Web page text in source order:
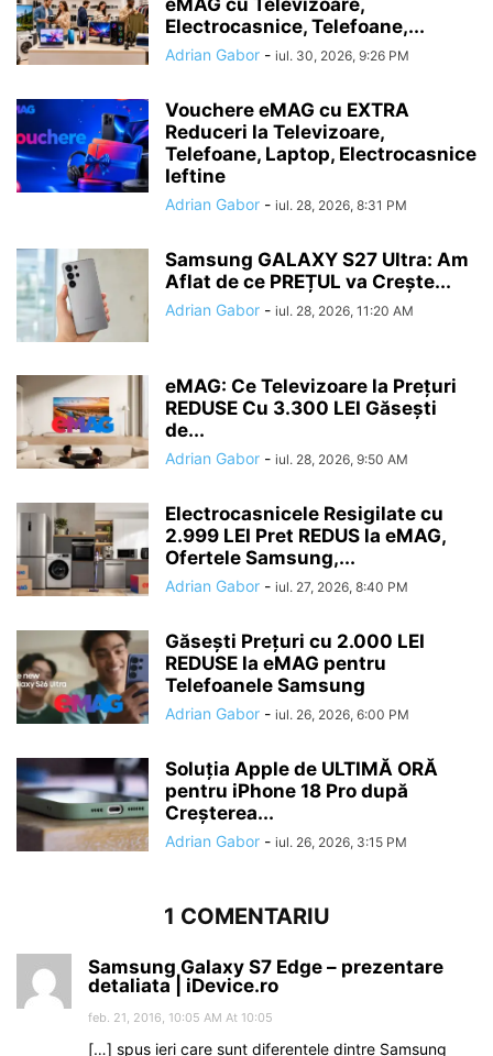
eMAG cu Televizoare,
Electrocasnice, Telefoane,...
Adrian Gabor - iul. 30, 2026, 9:26 PM
Vouchere eMAG cu EXTRA
Reduceri la Televizoare,
Telefoane, Laptop, Electrocasnice
Ieftine
Adrian Gabor - iul. 28, 2026, 8:31 PM
Samsung GALAXY S27 Ultra: Am
Aflat de ce PREȚUL va Crește...
Adrian Gabor - iul. 28, 2026, 11:20 AM
eMAG: Ce Televizoare la Prețuri
REDUSE Cu 3.300 LEI Găsești
de...
Adrian Gabor - iul. 28, 2026, 9:50 AM
Electrocasnicele Resigilate cu
2.999 LEI Pret REDUS la eMAG,
Ofertele Samsung,...
Adrian Gabor - iul. 27, 2026, 8:40 PM
Găsești Prețuri cu 2.000 LEI
REDUSE la eMAG pentru
Telefoanele Samsung
Adrian Gabor - iul. 26, 2026, 6:00 PM
Soluția Apple de ULTIMĂ ORĂ
pentru iPhone 18 Pro după
Creșterea...
Adrian Gabor - iul. 26, 2026, 3:15 PM
1 COMENTARIU
Samsung Galaxy S7 Edge – prezentare
detaliata | iDevice.ro
feb. 21, 2016, 10:05 AM At 10:05
[…] spus ieri care sunt diferentele dintre Samsung